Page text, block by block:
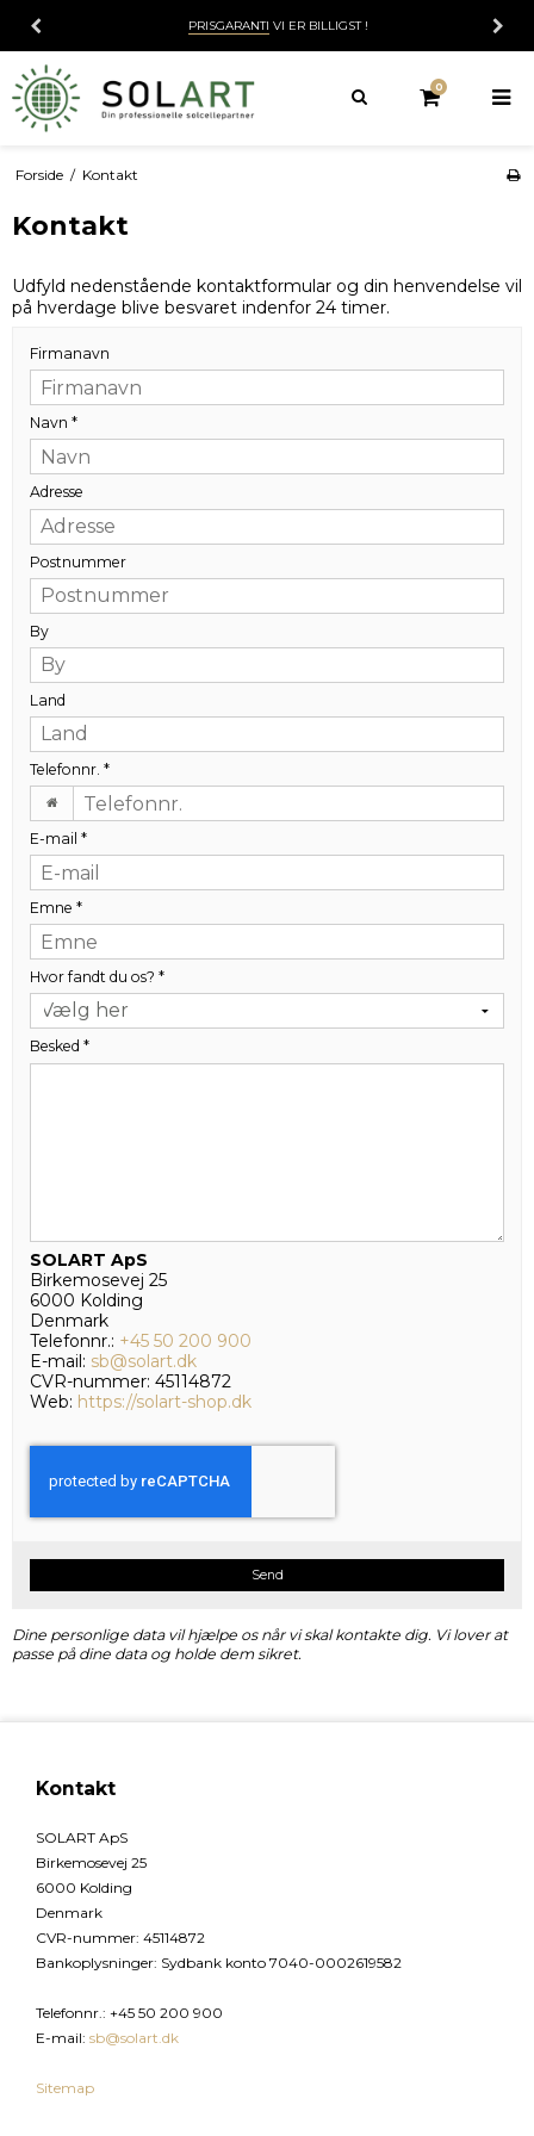
PRISGARANTI VI ER BILLIGST !
0
Forside / Kontakt
Kontakt
Udfyld nedenstående kontaktformular og din henvendelse vil
på hverdage blive besvaret indenfor 24 timer.
Firmanavn
Navn *
Adresse
Postnummer
By
Land
Telefonnr. *
E-mail *
Emne *
Hvor fandt du os? *
Besked *
SOLART ApS
Birkemosevej 25
6000 Kolding
Denmark
Telefonnr.: +45 50 200 900
E-mail: sb@solart.dk
CVR-nummer: 45114872
Web: https://solart-shop.dk
Send
Dine personlige data vil hjælpe os når vi skal kontakte dig. Vi lover at
passe på dine data og holde dem sikret.
Kontakt
SOLART ApS
Birkemosevej 25
6000 Kolding
Denmark
CVR-nummer: 45114872
Bankoplysninger: Sydbank konto 7040-0002619582
Telefonnr.: +45 50 200 900
E-mail: sb@solart.dk
Sitemap